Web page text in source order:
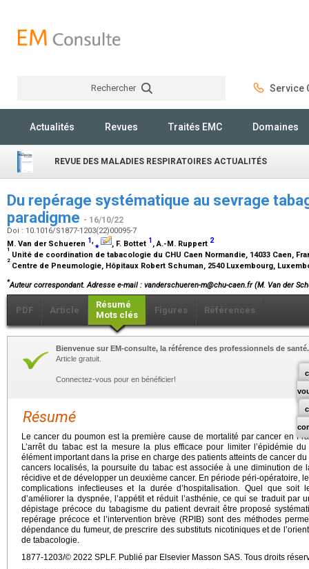
Rechercher Service
Actualités Revues Traités EMC Domaines
REVUE DES MALADIES RESPIRATOIRES ACTUALITÉS
Du repérage systématique au sevrage
paradigme - 16/10/22
Doi : 10.1016/S1877-1203(22)00095-7
M. Van der Schueren 1,⁎ , F. Bottet 1 , A.-M. Ruppert 2
1
Unité de coordination de tabacologie du CHU Caen Normandie, 14033 Caen,
2
Centre de Pneumologie, Hôpitaux Robert Schuman, 2540 Luxembourg,
*Auteur correspondant.Adresse e-mail : vanderschueren-m@chu-caen.fr (M. Van der
PDF Article
Résumé
Mots clés
Figures Références
Bienvenue sur EM-consulte, la référence des professionnels de santé.
Article gratuit.
Connectez-vous pour en bénéficier!
Résumé
Le cancer du poumon est la première cause de mortalité par cancer en
L’arrêt du tabac est la mesure la plus efficace pour limiter l’épidémie
élément important dans la prise en charge des patients atteints de cancer
cancers localisés, la poursuite du tabac est associée à une diminution de
récidive et de développer un deuxième cancer. En période péri-opératoire,
complications infectieuses et la durée d’hospitalisation. Quel que soit
d’améliorer la dyspnée, l’appétit et réduit l’asthénie, ce qui se traduit
dépistage précoce du tabagisme du patient devrait être proposé
repérage précoce et l’intervention brève (RPIB) sont des méthodes
dépendance du fumeur, de prescrire des substituts nicotiniques et de
de tabacologie.
1877-1203/© 2022 SPLF. Publié par Elsevier Masson SAS. Tous droits